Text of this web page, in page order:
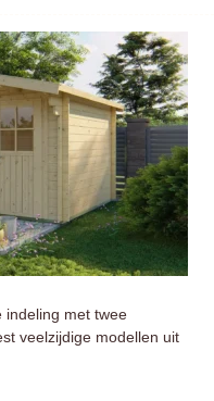
indeling met twee
veelzijdige modellen uit